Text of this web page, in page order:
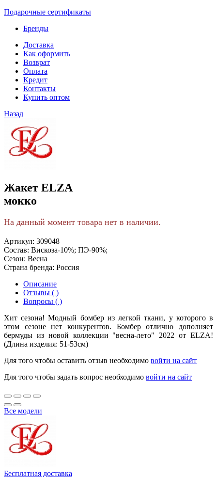
Подарочные сертификаты
Бренды
Доставка
Как оформить
Возврат
Оплата
Кредит
Контакты
Купить оптом
Назад
Жакет ELZA
мокко
На данный момент товара нет в наличии.
Артикул: 309048
Состав: Вискоза-10%; ПЭ-90%;
Сезон: Весна
Страна бренда: Россия
Описание
Отзывы ( )
Вопросы ( )
Хит сезона! Модный бомбер из легкой ткани, у которого в
этом сезоне нет конкурентов. Бомбер отлично дополняет
бермуды из новой коллекции "весна-лето" 2022 от ELZA!
(Длина изделия: 51-53см)
Для того чтобы оставить отзыв необходимо войти на сайт
Для того чтобы задать вопрос необходимо войти на сайт
Все модели
Бесплатная доставка